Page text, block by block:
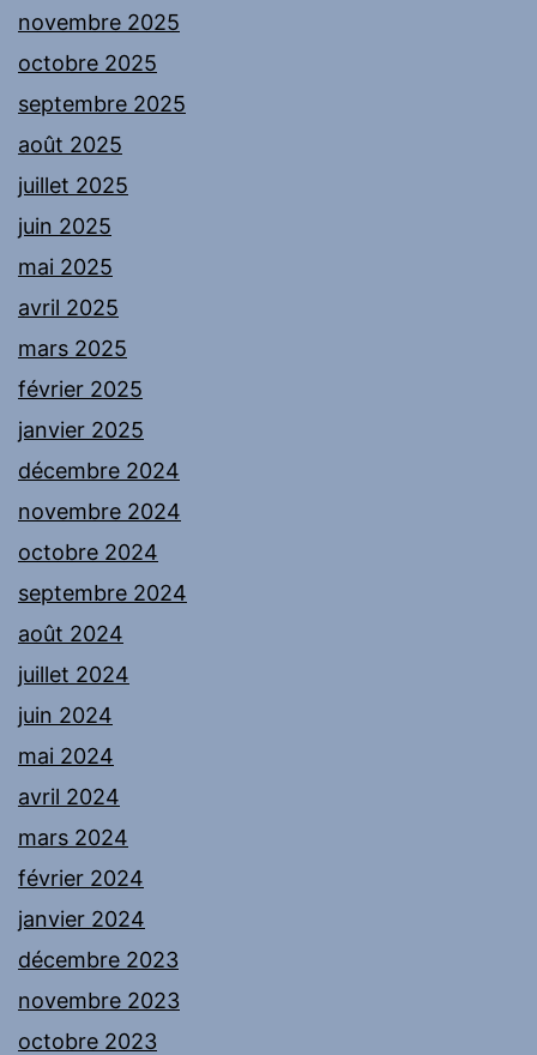
novembre 2025
octobre 2025
septembre 2025
août 2025
juillet 2025
juin 2025
mai 2025
avril 2025
mars 2025
février 2025
janvier 2025
décembre 2024
novembre 2024
octobre 2024
septembre 2024
août 2024
juillet 2024
juin 2024
mai 2024
avril 2024
mars 2024
février 2024
janvier 2024
décembre 2023
novembre 2023
octobre 2023